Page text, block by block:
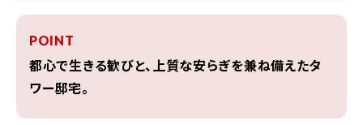
POINT
都心で生きる歓びと、上質な安らぎを兼ね備えたタ
ワー邸宅。